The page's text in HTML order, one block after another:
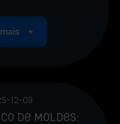
12-09
de moldes: